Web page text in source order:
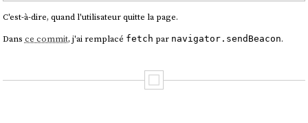
C'est-à-dire, quand l'utilisateur quitte la page.
Dans ce commit, j'ai remplacé fetch par navigator.sendBeacon.